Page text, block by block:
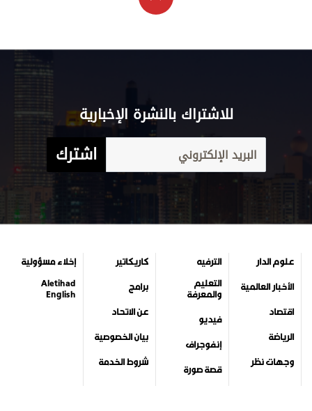
للاشتراك بالنشرة الإخبارية
اشترك
علوم الدار
الأخبار العالمية
اقتصاد
الرياضة
وجهات نظر
الترفيه
التعليم
والمعرفة
فيديو
إنفوجراف
قصة صورة
كاريكاتير
برامج
عن الاتحاد
بيان الخصوصية
شروط الخدمة
إخلاء مسؤولية
Aletihad
English